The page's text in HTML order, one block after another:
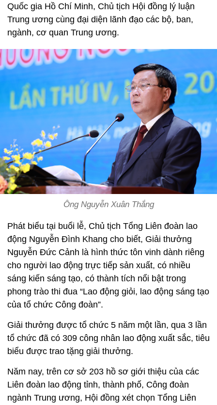
Quốc gia Hồ Chí Minh, Chủ tịch Hội đồng lý luận
Trung ương cùng đại diện lãnh đạo các bộ, ban,
ngành, cơ quan Trung ương.
Ông Nguyễn Xuân Thắng
Phát biểu tại buổi lễ, Chủ tịch Tổng Liên đoàn lao
động Nguyễn Đình Khang cho biết, Giải thưởng
Nguyễn Đức Cảnh là hình thức tôn vinh dành riêng
cho người lao động trực tiếp sản xuất, có nhiều
sáng kiến sáng tạo, có thành tích nổi bật trong
phong trào thi đua “Lao động giỏi, lao động sáng tạo
của tổ chức Công đoàn”.
Giải thưởng được tổ chức 5 năm một lần, qua 3 lần
tổ chức đã có 309 công nhân lao động xuất sắc, tiêu
biểu được trao tặng giải thưởng.
Năm nay, trên cơ sở 203 hồ sơ giới thiệu của các
Liên đoàn lao động tỉnh, thành phố, Công đoàn
ngành Trung ương, Hội đồng xét chọn Tổng Liên